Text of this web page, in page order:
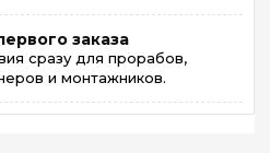
заказа
сразу для прорабов,
и монтажников.